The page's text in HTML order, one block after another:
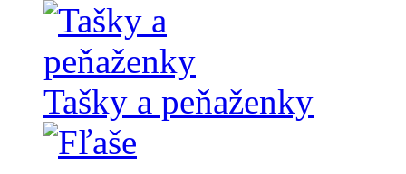
Tašky a peňaženky